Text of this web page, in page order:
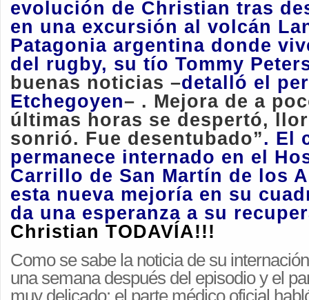
evolución de Christian tras
en una excursión al volcán
Patagonia argentina donde
del rugby, su tío Tommy
buenas noticias –detalló el
Etchegoyen– . Mejora de a
últimas horas se despertó,
sonrió. Fue desentubado”. El
permanece internado en el
Carrillo de San Martín de los
esta nueva mejoría en su
da una esperanza a su
Christian TODAVÍA!!!
Como se sabe la noticia de su
una semana después del episodio y el
muy delicado: el parte médico oficial